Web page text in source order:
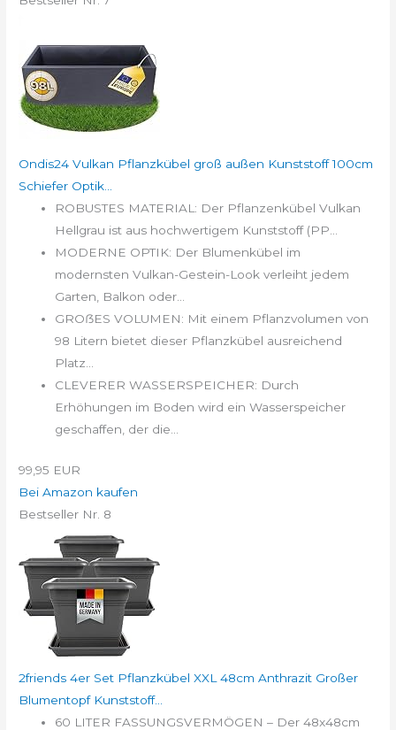
Ondis24 Vulkan Pflanzkübel groß außen Kunststoff 100cm
Schiefer Optik...
ROBUSTES MATERIAL: Der Pflanzenkübel Vulkan
Hellgrau ist aus hochwertigem Kunststoff (PP...
MODERNE OPTIK: Der Blumenkübel im
modernsten Vulkan-Gestein-Look verleiht jedem
Garten, Balkon oder...
GROẞES VOLUMEN: Mit einem Pflanzvolumen von
98 Litern bietet dieser Pflanzkübel ausreichend
Platz...
CLEVERER WASSERSPEICHER: Durch
Erhöhungen im Boden wird ein Wasserspeicher
geschaffen, der die...
99,95 EUR
Bei Amazon kaufen
Bestseller Nr. 8
2friends 4er Set Pflanzkübel XXL 48cm Anthrazit Großer
Blumentopf Kunststoff...
60 LITER FASSUNGSVERMÖGEN – Der 48x48cm